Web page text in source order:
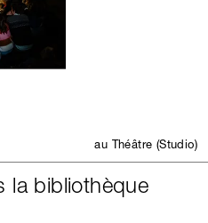
au Théâtre (Studio)
la bibliothèque